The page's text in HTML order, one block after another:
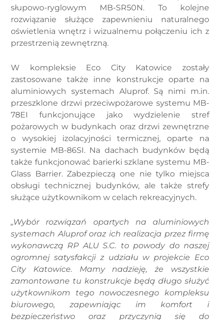
słupowo-ryglowym MB-SR50N. To kolejne
rozwiązanie służące zapewnieniu naturalnego
oświetlenia wnętrz i wizualnemu połączeniu ich z
przestrzenią zewnętrzną.
W kompleksie Eco City Katowice zostały
zastosowane także inne konstrukcje oparte na
aluminiowych systemach Aluprof. Są nimi m.in.
przeszklone drzwi przeciwpożarowe systemu MB-
78EI funkcjonujące jako wydzielenie stref
pożarowych w budynkach oraz drzwi zewnętrzne
o wysokiej izolacyjności termicznej, oparte na
systemie MB-86SI. Na dachach budynków będą
także funkcjonować barierki szklane systemu MB-
Glass Barrier. Zabezpieczą one nie tylko miejsca
obsługi technicznej budynków, ale także strefy
służące użytkownikom w celach rekreacyjnych.
„Wybór rozwiązań opartych na aluminiowych
systemach Aluprof oraz ich realizacja przez firmę
wykonawczą RP ALU S.C. to powody do naszej
ogromnej satysfakcji z udziału w projekcie Eco
City Katowice. Mamy nadzieję, że wszystkie
zamontowane tu konstrukcje będą długo służyć
użytkownikom tego nowoczesnego kompleksu
biurowego, zapewniając im komfort i
bezpieczeństwo oraz przyczynią się do